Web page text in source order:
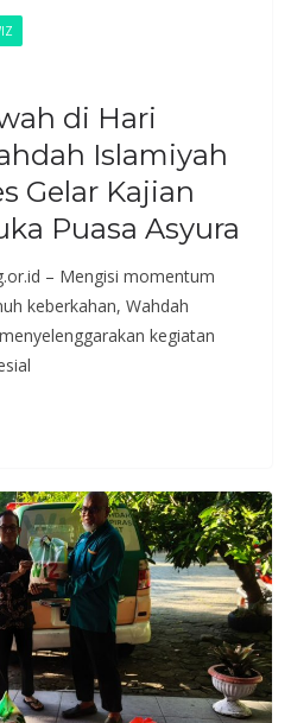
di Hari
Islamiyah
Gelar Kajian
Puasa Asyura
– Mengisi momentum
keberkahan, Wahdah
kegiatan